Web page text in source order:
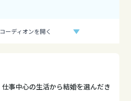
ーディオンを開く
事中心の生活から結婚を選んだき